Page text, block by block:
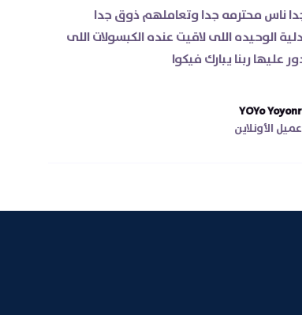
شكرا جدا ناس محترمه جدا وتعاملهم ذوق جدا
والصيدلية الوحيده اللى لاقيت عنده الكبسولات اللى
كنت بدور عليها ربنا يبارك فيكوا
Y
YOYo Yoyonr
عميل الأونلاين